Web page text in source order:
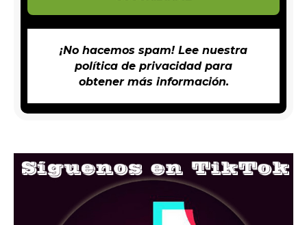
¡No hacemos spam! Lee nuestra
política de privacidadpara
obtener más información.